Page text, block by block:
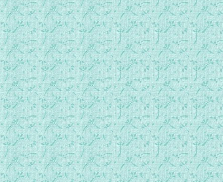
048.以色列人建会幕.mp3
049.圣所的事奉仪节.mp3
050.饱食鹌鹑.mp3
051.忠心的迦纳和约书亚.mp3
052.可拉、大坍和亚比兰反叛.mp3
053.摩西击打磐石.mp3
054.火蛇.mp3
055.巴兰的驴子说话.mp3
056.摩西死亡前的日子.mp3
057.探子在耶利哥.mp3
058.过约旦河.mp3